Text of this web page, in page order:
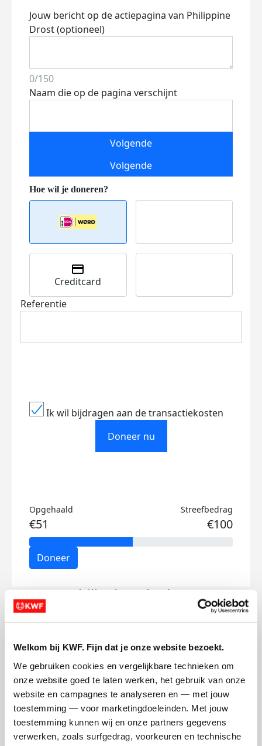
Welkom bij KWF. Fijn dat je onze website bezoekt.
We gebruiken cookies en vergelijkbare technieken om
onze website goed te laten werken, het gebruik van onze
website en campagnes te analyseren en — met jouw
toestemming — voor marketingdoeleinden. Met jouw
toestemming kunnen wij en onze partners gegevens
verwerken, zoals surfgedrag, voorkeuren en technische
Jouw bericht op de actiepagina van Philippine
Drost (optioneel)
0/150
Naam die op de pagina verschijnt
Volgende
Volgende
Creditcard
Referentie
Ik wil bijdragen aan de transactiekosten
Doneer nu
Opgehaald
€51
Streefbedrag
€100
Doneer
Philippine's badges